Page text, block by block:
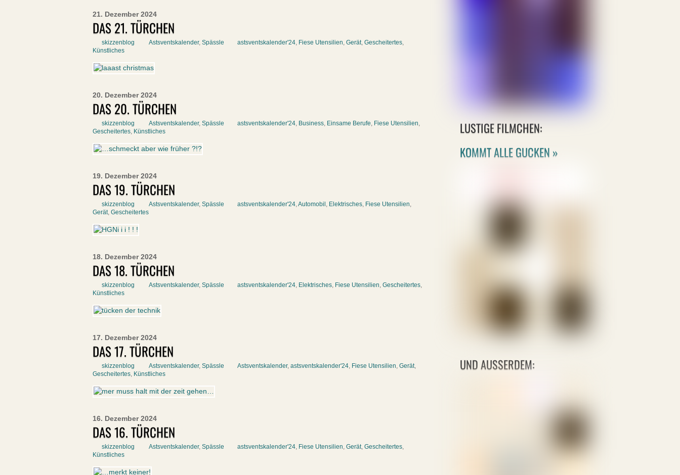
21. Dezember 2024
DAS 21. TÜRCHEN
skizzenblog Astsventskalender, Spässle astsventskalender'24, Fiese Utensilien, Gerät, Gescheitertes,
Künstliches
20. Dezember 2024
DAS 20. TÜRCHEN
skizzenblog Astsventskalender, Spässle astsventskalender'24, Business, Einsame Berufe, Fiese Utensilien,
Gescheitertes, Künstliches
19. Dezember 2024
DAS 19. TÜRCHEN
skizzenblog Astsventskalender, Spässle astsventskalender'24,Automobil , Elektrisches, Fiese Utensilien,
Gerät, Gescheitertes
18. Dezember 2024
DAS 18. TÜRCHEN
skizzenblog Astsventskalender, Spässle astsventskalender'24, Elektrisches, Fiese Utensilien, Gescheitertes,
Künstliches
17. Dezember 2024
DAS 17. TÜRCHEN
skizzenblog Astsventskalender, Spässle Astsventskalender, astsventskalender'24, Fiese Utensilien, Gerät,
Gescheitertes, Künstliches
16. Dezember 2024
DAS 16. TÜRCHEN
skizzenblog Astsventskalender, Spässle astsventskalender'24, Fiese Utensilien, Gerät, Gescheitertes,
Künstliches
LUSTIGE FILMCHEN:
KOMMT ALLE GUCKEN »
UND AUSSERDEM: